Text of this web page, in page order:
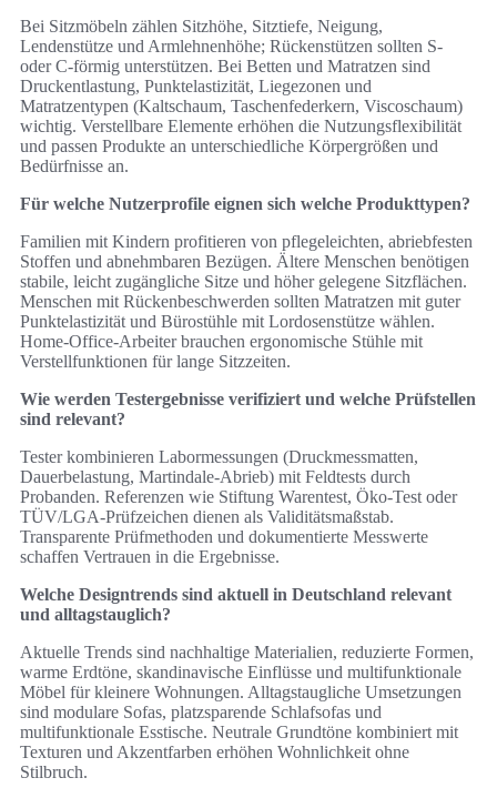
Bei Sitzmöbeln zählen Sitzhöhe, Sitztiefe, Neigung,
Lendenstütze und Armlehnenhöhe; Rückenstützen sollten S‑
oder C‑förmig unterstützen. Bei Betten und Matratzen sind
Druckentlastung, Punktelastizität, Liegezonen und
Matratzentypen (Kaltschaum, Taschenfederkern, Viscoschaum)
wichtig. Verstellbare Elemente erhöhen die Nutzungsflexibilität
und passen Produkte an unterschiedliche Körpergrößen und
Bedürfnisse an.
Für welche Nutzerprofile eignen sich welche Produkttypen?
Familien mit Kindern profitieren von pflegeleichten, abriebfesten
Stoffen und abnehmbaren Bezügen. Ältere Menschen benötigen
stabile, leicht zugängliche Sitze und höher gelegene Sitzflächen.
Menschen mit Rückenbeschwerden sollten Matratzen mit guter
Punktelastizität und Bürostühle mit Lordosenstütze wählen.
Home‑Office‑Arbeiter brauchen ergonomische Stühle mit
Verstellfunktionen für lange Sitzzeiten.
Wie werden Testergebnisse verifiziert und welche Prüfstellen
sind relevant?
Tester kombinieren Labormessungen (Druckmessmatten,
Dauerbelastung, Martindale‑Abrieb) mit Feldtests durch
Probanden. Referenzen wie Stiftung Warentest, Öko‑Test oder
TÜV/LGA‑Prüfzeichen dienen als Validitätsmaßstab.
Transparente Prüfmethoden und dokumentierte Messwerte
schaffen Vertrauen in die Ergebnisse.
Welche Designtrends sind aktuell in Deutschland relevant
und alltagstauglich?
Aktuelle Trends sind nachhaltige Materialien, reduzierte Formen,
warme Erdtöne, skandinavische Einflüsse und multifunktionale
Möbel für kleinere Wohnungen. Alltagstaugliche Umsetzungen
sind modulare Sofas, platzsparende Schlafsofas und
multifunktionale Esstische. Neutrale Grundtöne kombiniert mit
Texturen und Akzentfarben erhöhen Wohnlichkeit ohne
Stilbruch.